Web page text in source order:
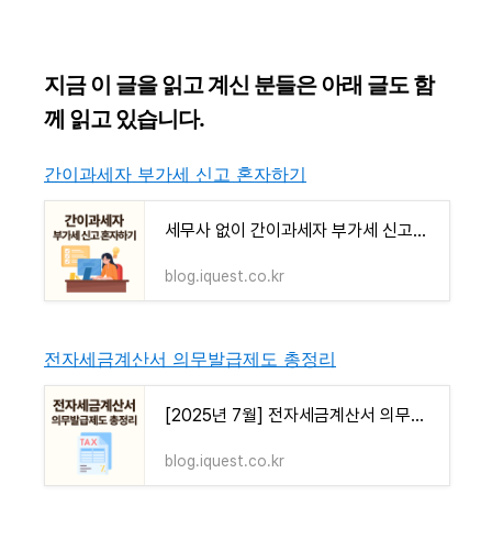
지금 이 글을 읽고 계신 분들은 아래 글도 함
께 읽고 있습니다.
간이과세자 부가세 신고 혼자하기
세무사 없이 간이과세자 부가세 신고하기｜초보 사장님을 위한 신고 프로그램 안내
blog.iquest.co.kr
전자세금계산서 의무발급제도 총정리
[2025년 7월] 전자세금계산서 의무발급 대상 확대｜2024년 매출 8천만 원 넘겼다면 필수 확인!
blog.iquest.co.kr